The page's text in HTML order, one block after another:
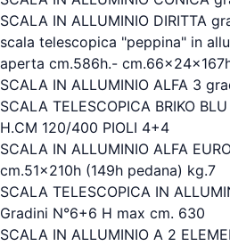
SCALA IN ALLUMINIO DIRITTA
scala telescopica "peppina" in
aperta cm.586h.-
SCALA IN ALLUMINIO ALFA 3
SCALA TELESCOPICA BRIKO
H.CM 120/400 PIOLI 4+4
SCALA IN ALLUMINIO ALFA
cm.51x210h (149h pedana) kg.7
SCALA TELESCOPICA IN
Gradini N°6+6 H max cm. 630
SCALA IN ALLUMINIO A 2